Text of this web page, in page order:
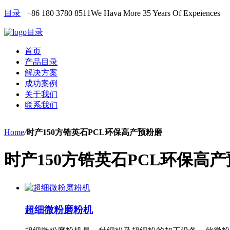
目录 +86 180 3780 8511We Hava More 35 Years Of Expeiences
目录
首页
产品目录
解决方案
成功案例
关于我们
联系我们
Home/时产150方锆英石PCL环保高产预粉磨
时产150方锆英石PCL环保高
超细微粉磨粉机